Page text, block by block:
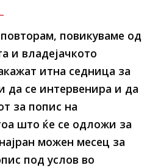
повикуваме од
и владејачкото
итна седница за
да се интервенира и да
за попис на
што ќе се одложи за
можен месец за
под услов во